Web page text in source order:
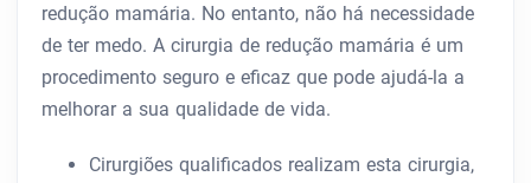
redução mamária. No entanto, não há necessidade
de ter medo. A cirurgia de redução mamária é um
procedimento seguro e eficaz que pode ajudá-la a
melhorar a sua qualidade de vida.
Cirurgiões qualificados realizam esta cirurgia,